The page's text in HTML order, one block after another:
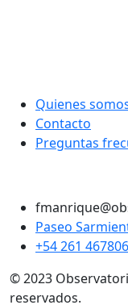
Quienes
Contacto
Preguntas
Paseo
+54 261
© 2023
reservados.